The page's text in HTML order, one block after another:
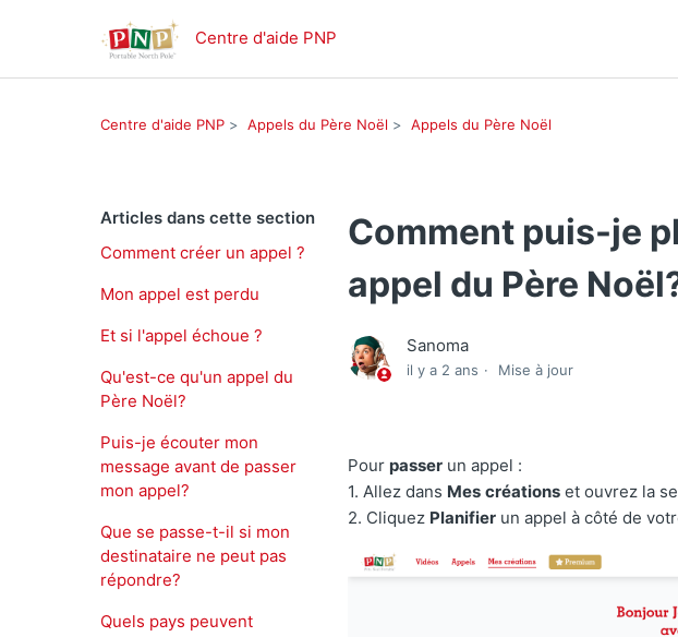
Centre d'aide PNP
Centre d'aide PNP Appels du Père Noël Appels du Père Noël
Articles dans cette section
Comment créer un appel ?
Mon appel est perdu
Et si l'appel échoue ?
Qu'est-ce qu'un appel du
Père Noël?
Puis-je écouter mon
message avant de passer
mon appel?
Que se passe-t-il si mon
destinataire ne peut pas
répondre?
Quels pays peuvent
Comment puis-je
appel du Père
Sanoma
il y a 2 ans Mise à jour
Pour passer un appel :
1. Allez dans Mes créations et ouvrez la
2. Cliquez Planifier un appel à côté de